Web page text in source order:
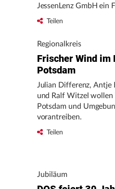
JessenLenz GmbH ein
Teilen
Regionalkreis
Frischer Wind im
Potsdam
Julian Differenz, Antje
und Ralf Witzel wollen
Potsdam und
vorantreiben.
Teilen
Jubiläum